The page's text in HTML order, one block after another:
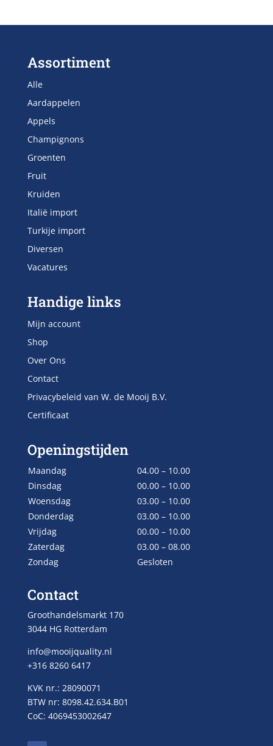
Assortiment
Alle
Aardappelen
Appels
Champignons
Groenten
Fruit
Kruiden
Italië import
Turkije import
Diversen
Vacatures
Handige links
Mijn account
Shop
Over Ons
Contact
Privacybeleid van W. de Mooij B.V.
Certificaat
Openingstijden
Maandag
04.00 – 10.00
Dinsdag
00.00 – 10.00
Woensdag
03.00 – 10.00
Donderdag
03.00 – 10.00
Vrijdag
00.00 – 10.00
Zaterdag
03.00 – 08.00
Zondag
Gesloten
Contact
Groothandelsmarkt 170
3044 HG Rotterdam
info@mooijquality.nl
+316 8260 6417
KVK nr.: 28090071
BTW nr: 8098.42.634.B01
CoC: 4069453002647